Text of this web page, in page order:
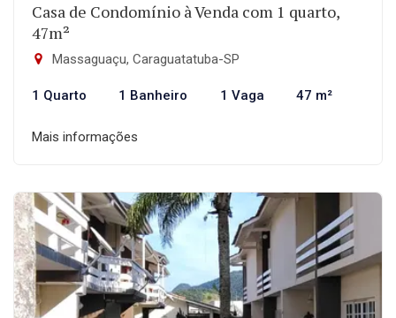
Casa de Condomínio à Venda com 1 quarto,
47m²
Massaguaçu, Caraguatatuba-SP
1 Quarto 1 Banheiro 1 Vaga 47 m²
Mais informações